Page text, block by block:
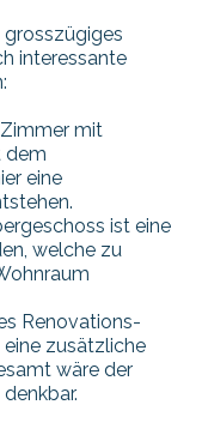
grosszügiges
interessante
mit
dem
eine
ist eine
welche zu
Renovations-
zusätzliche
wäre der